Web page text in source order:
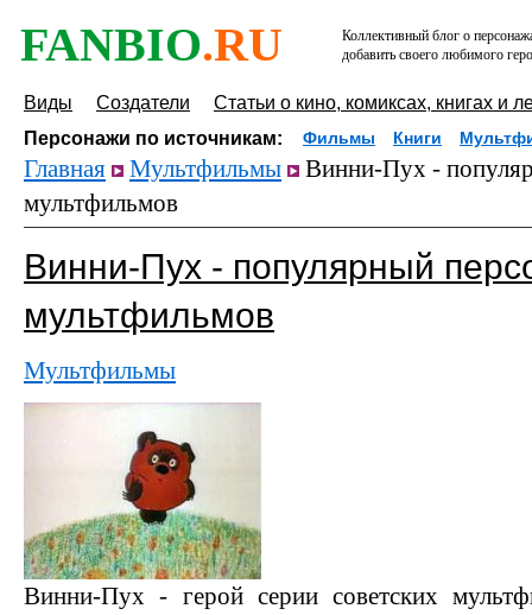
FANBIO.RU
Коллективный блог о
добавить своего любимого
Виды Создатели
Статьи о кино, комиксах, книгах и
Персонажи по источникам:
Фильмы Книги
Главная Мультфильмы
Винни-Пух -
мультфильмов
Винни-Пух - популярный
мультфильмов
Мультфильмы
Винни-Пух - герой серии советских